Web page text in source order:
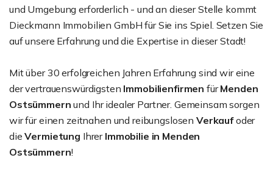
und Umgebung erforderlich - und an dieser Stelle kommt
Dieckmann Immobilien GmbH für Sie ins Spiel. Setzen Sie
auf unsere Erfahrung und die Expertise in dieser Stadt!
Mit über 30 erfolgreichen Jahren Erfahrung sind wir eine
der vertrauenswürdigsten Immobilienfirmen fürMenden
Ostsümmernund Ihr idealer Partner. Gemeinsam sorgen
wir für einen zeitnahen und reibungslosen Verkaufoder
dieVermietung Ihrer Immobilie in Menden
Ostsümmern!